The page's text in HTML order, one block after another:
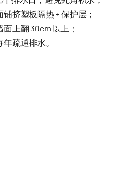
挤塑板隔热 + 保护层；
上翻 30cm 以上；
疏通排水。